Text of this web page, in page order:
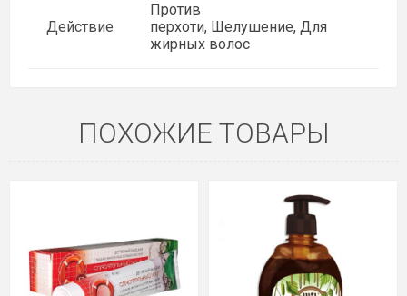
Действие
Против
перхоти, Шелушение, Для
жирных волос
ПОХОЖИЕ ТОВАРЫ